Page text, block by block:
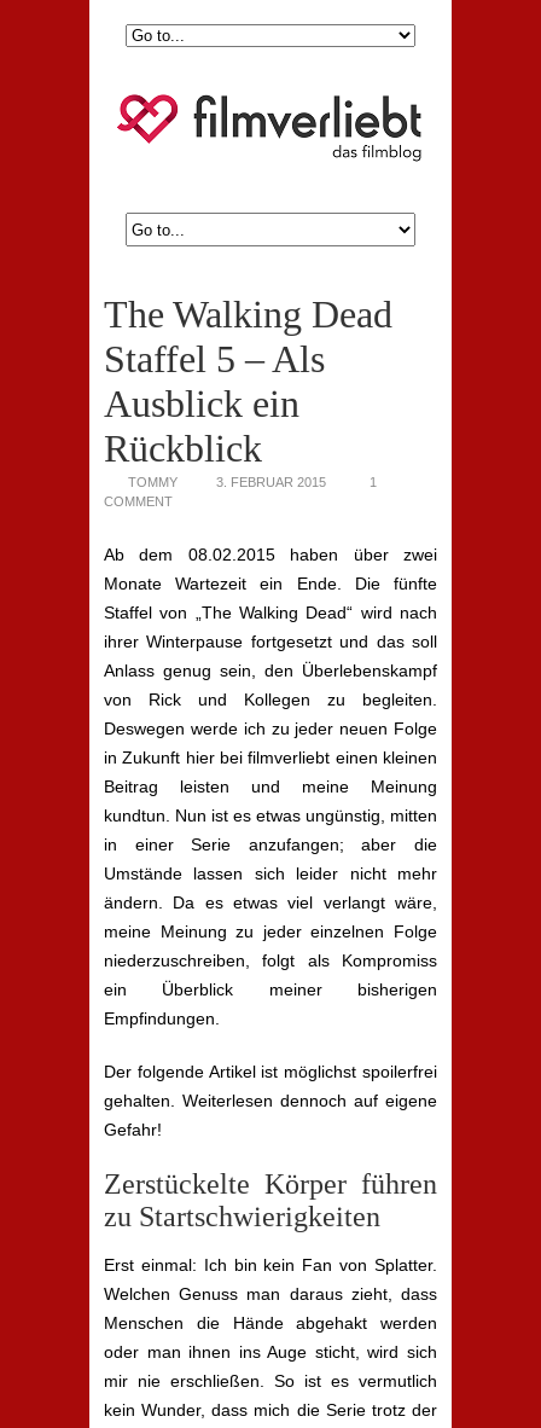
The Walking Dead
Staffel 5 – Als
Ausblick ein
Rückblick
TOMMY 3. FEBRUAR 2015
1
COMMENT
Ab dem 08.02.2015 haben über zwei
Monate Wartezeit ein Ende. Die fünfte
Staffel von „The Walking Dead“ wird nach
ihrer Winterpause fortgesetzt und das soll
Anlass genug sein, den Überlebenskampf
von Rick und Kollegen zu begleiten.
Deswegen werde ich zu jeder neuen Folge
in Zukunft hier bei filmverliebt einen kleinen
Beitrag leisten und meine Meinung
kundtun. Nun ist es etwas ungünstig, mitten
in einer Serie anzufangen; aber die
Umstände lassen sich leider nicht mehr
ändern. Da es etwas viel verlangt wäre,
meine Meinung zu jeder einzelnen Folge
niederzuschreiben, folgt als Kompromiss
ein Überblick meiner bisherigen
Empfindungen.
Der folgende Artikel ist möglichst spoilerfrei
gehalten. Weiterlesen dennoch auf eigene
Gefahr!
Zerstückelte Körper führen
zu Startschwierigkeiten
Erst einmal: Ich bin kein Fan von Splatter.
Welchen Genuss man daraus zieht, dass
Menschen die Hände abgehakt werden
oder man ihnen ins Auge sticht, wird sich
mir nie erschließen. So ist es vermutlich
kein Wunder, dass mich die Serie trotz der